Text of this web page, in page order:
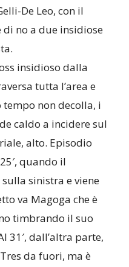
De Leo, con il
no a due insidiose
insidioso dalla
tutta l’area e
non decolla, i
caldo a incidere sul
alto. Episodio
quando il
sinistra e viene
va Magoga che è
timbrando il suo
31′, dall’altra parte,
da fuori, ma è